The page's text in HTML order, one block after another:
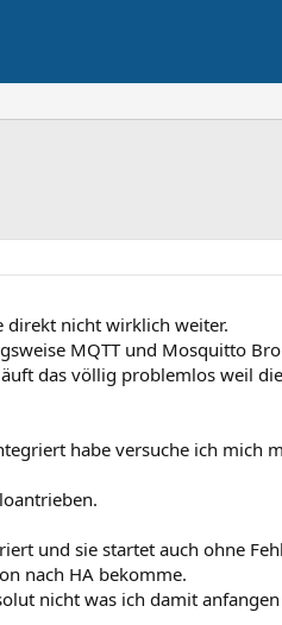
direkt nicht wirklich weiter.
MQTT und Mosquitto
das völlig problemlos weil
habe versuche ich mich
und sie startet auch ohne
nach HA bekomme.
nicht was ich damit